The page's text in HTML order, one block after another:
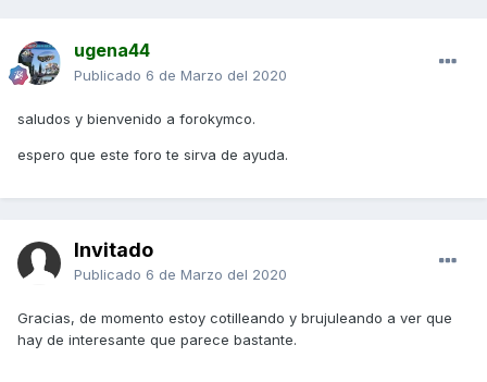
ugena44
Publicado 6 de Marzo del 2020
saludos y bienvenido a forokymco.
espero que este foro te sirva de ayuda.
Invitado
Publicado 6 de Marzo del 2020
Gracias, de momento estoy cotilleando y brujuleando a ver que
hay de interesante que parece bastante.